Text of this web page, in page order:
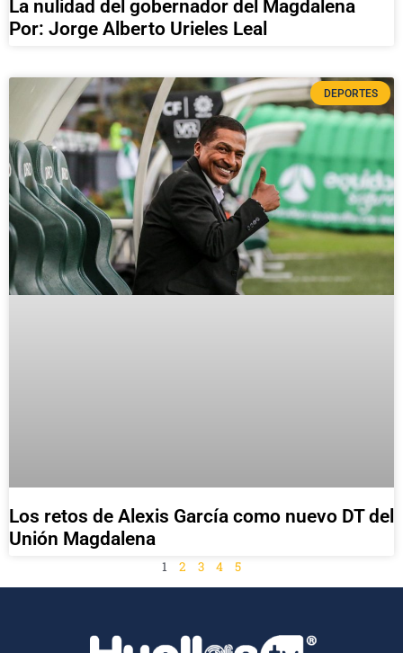
La nulidad del gobernador del Magdalena
Por: Jorge Alberto Urieles Leal
DEPORTES
Los retos de Alexis García como nuevo DT del
Unión Magdalena
1 2 3 4 5